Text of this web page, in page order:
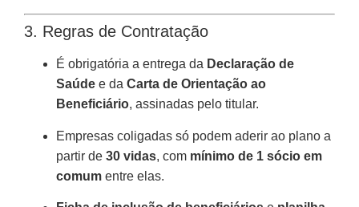
3. Regras de Contratação
É obrigatória a entrega da Declaração de
Saúde e da Carta de Orientação ao
Beneficiário, assinadas pelo titular.
Empresas coligadas só podem aderir ao plano a
partir de 30 vidas, com mínimo de 1 sócio em
comum entre elas.